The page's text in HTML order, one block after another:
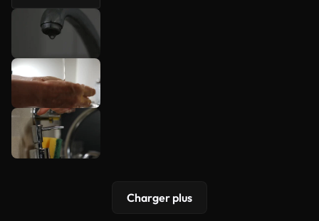
Charger plus